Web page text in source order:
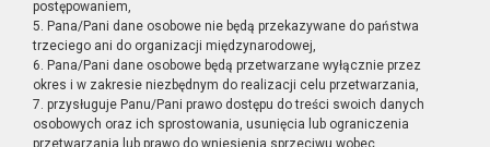
postępowaniem,
5. Pana/Pani dane osobowe nie będą przekazywane do państwa
trzeciego ani do organizacji międzynarodowej,
6. Pana/Pani dane osobowe będą przetwarzane wyłącznie przez
okres i w zakresie niezbędnym do realizacji celu przetwarzania,
7. przysługuje Panu/Pani prawo dostępu do treści swoich danych
osobowych oraz ich sprostowania, usunięcia lub ograniczenia
przetwarzania lub prawo do wniesienia sprzeciwu wobec